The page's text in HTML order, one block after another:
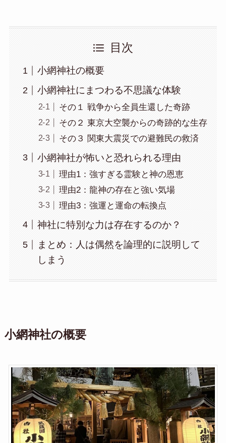
目次
小網神社の概要
小網神社にまつわる不思議な体験
その１ 戦争から全員生還した奇跡
その２ 東京大空襲からの奇跡的な生存
その３ 関東大震災での避難民の救済
小網神社が怖いと恐れられる理由
理由1：強すぎる霊験と神の恩恵
理由2：龍神の存在と強い気場
理由3：強運と運命の転換点
神社に特別な力は存在するのか？
まとめ：人は偶然を論理的に説明して
しまう
小網神社の概要